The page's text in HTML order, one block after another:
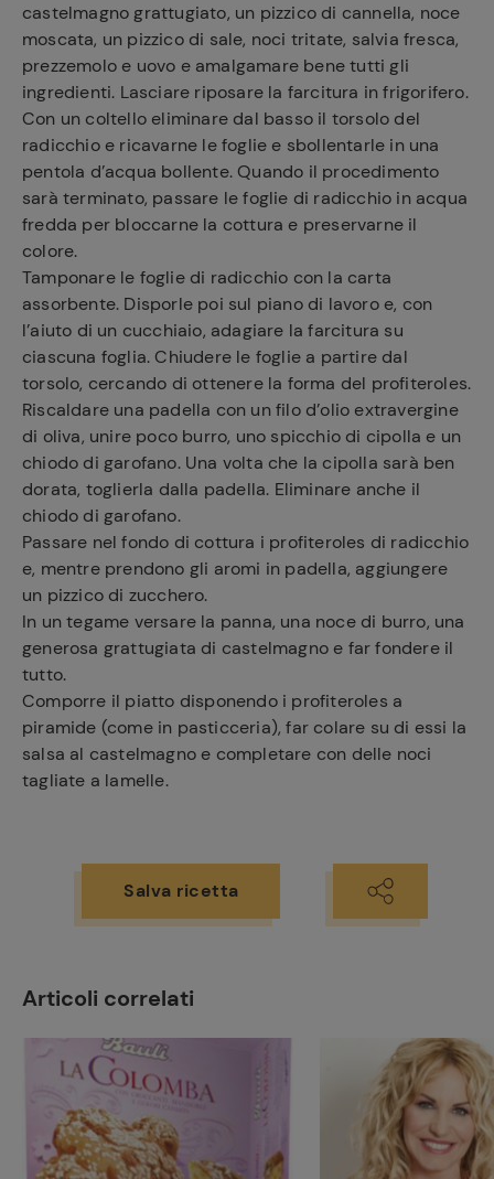
castelmagno grattugiato, un pizzico di cannella, noce
moscata, un pizzico di sale, noci tritate, salvia fresca,
prezzemolo e uovo e amalgamare bene tutti gli
ingredienti. Lasciare riposare la farcitura in frigorifero.
Con un coltello eliminare dal basso il torsolo del
radicchio e ricavarne le foglie e sbollentarle in una
pentola d’acqua bollente. Quando il procedimento
sarà terminato, passare le foglie di radicchio in acqua
fredda per bloccarne la cottura e preservarne il
colore.
Tamponare le foglie di radicchio con la carta
assorbente. Disporle poi sul piano di lavoro e, con
l’aiuto di un cucchiaio, adagiare la farcitura su
ciascuna foglia. Chiudere le foglie a partire dal
torsolo, cercando di ottenere la forma del profiteroles.
Riscaldare una padella con un filo d’olio extravergine
di oliva, unire poco burro, uno spicchio di cipolla e un
chiodo di garofano. Una volta che la cipolla sarà ben
dorata, toglierla dalla padella. Eliminare anche il
chiodo di garofano.
Passare nel fondo di cottura i profiteroles di radicchio
e, mentre prendono gli aromi in padella, aggiungere
un pizzico di zucchero.
In un tegame versare la panna, una noce di burro, una
generosa grattugiata di castelmagno e far fondere il
tutto.
Comporre il piatto disponendo i profiteroles a
piramide (come in pasticceria), far colare su di essi la
salsa al castelmagno e completare con delle noci
tagliate a lamelle.
Salva ricetta
Articoli correlati